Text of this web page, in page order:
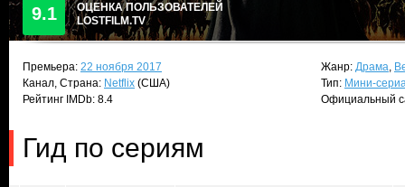
9.1
ОЦЕНКА ПОЛЬЗОВАТЕЛЕЙ
LOSTFILM.TV
Премьера: 22 ноября 2017
Канал, Страна: Netflix (США)
Рейтинг IMDb: 8.4
Жанр: Драма,
Тип: Мини-
Официальный
Гид по сериям